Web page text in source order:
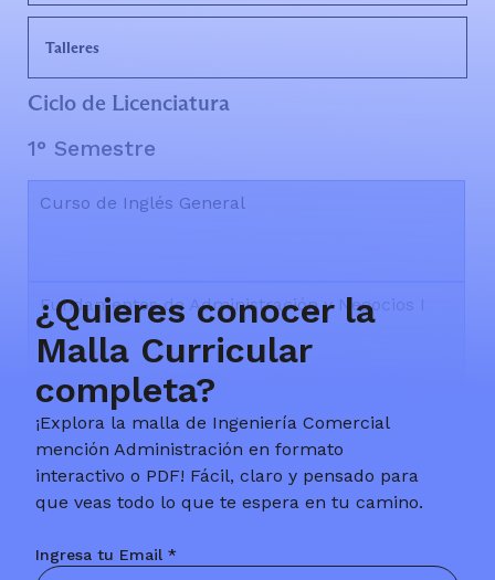
¿Quieres conocer la
Malla Curricular
completa?
¡Explora la malla de Ingeniería Comercial
mención Administración en formato
interactivo o PDF! Fácil, claro y pensado para
que veas todo lo que te espera en tu camino.
Ingresa tu Email *
Talleres
Ciclo de Licenciatura
1° Semestre
Curso de Inglés General
Fundamentos de Administración y Negocios I
Matemática I
Programación